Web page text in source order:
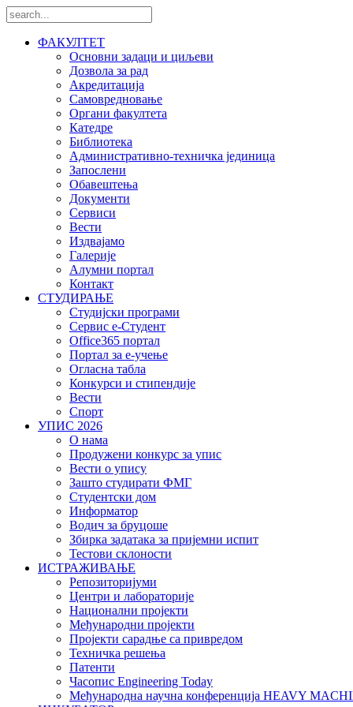
ФАКУЛТЕТ
Основни задаци и циљеви
Дозвола за рад
Акредитација
Самовредновање
Органи факултета
Катедре
Библиотека
Административно-техничка јединица
Запослени
Обавештења
Документи
Сервиси
Вести
Издвајамо
Галерије
Алумни портал
Контакт
СТУДИРАЊЕ
Студијски програми
Сервис е-Студент
Office365 портал
Портал за е-учење
Огласна табла
Конкурси и стипендије
Вести
Спорт
УПИС 2026
О нама
Продужени конкурс за упис
Вести о упису
Зашто студирати ФМГ
Студентски дом
Информатор
Водич за бруцоше
Збиркa задатака за пријемни испит
Тестови склоности
ИСТРАЖИВАЊЕ
Репозиторијуми
Центри и лабораторије
Национални пројекти
Међународни пројекти
Пројекти сарадње са привредом
Техничка решења
Патенти
Часопис Engineering Today
Међународна научна конференција HEAVY